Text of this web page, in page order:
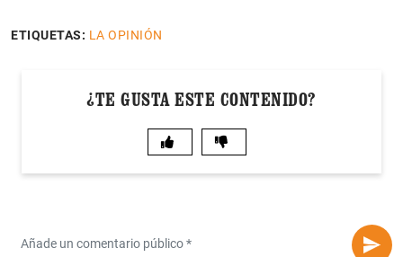
ETIQUETAS: LA OPINIÓN
¿TE GUSTA ESTE CONTENIDO?